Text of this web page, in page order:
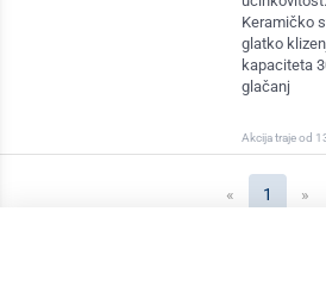
Keramičko
glatko
kapaciteta
glačanj
Akcija traje od
« 1 (current)
»